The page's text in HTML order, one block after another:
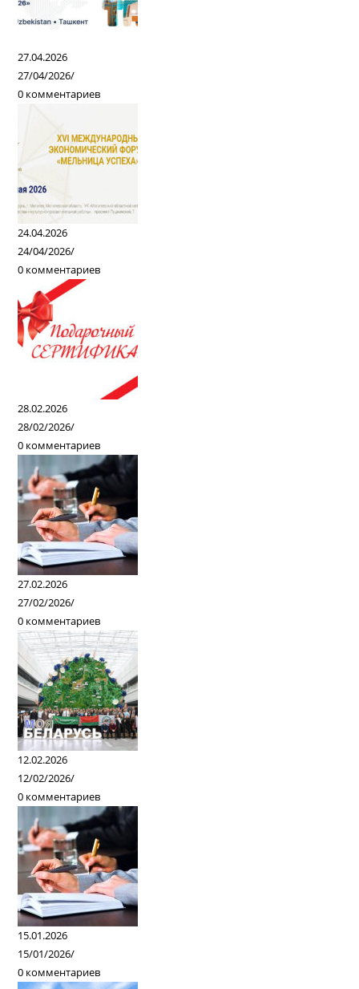
27.04.2026
27/04/2026/
0 комментариев
24.04.2026
24/04/2026/
0 комментариев
28.02.2026
28/02/2026/
0 комментариев
27.02.2026
27/02/2026/
0 комментариев
12.02.2026
12/02/2026/
0 комментариев
15.01.2026
15/01/2026/
0 комментариев